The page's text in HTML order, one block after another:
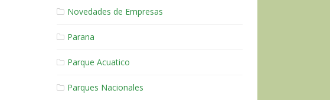
Novedades de Empresas
Parana
Parque Acuatico
Parques Nacionales